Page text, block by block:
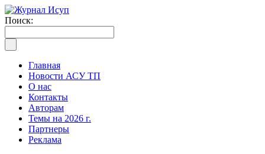
Поиск:
Главная
Новости АСУ ТП
О нас
Контакты
Авторам
Темы на 2026 г.
Партнеры
Реклама